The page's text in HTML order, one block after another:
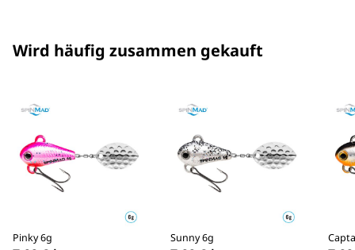
Wird häufig zusammen gekauft
Pinky 6g Sunny 6g